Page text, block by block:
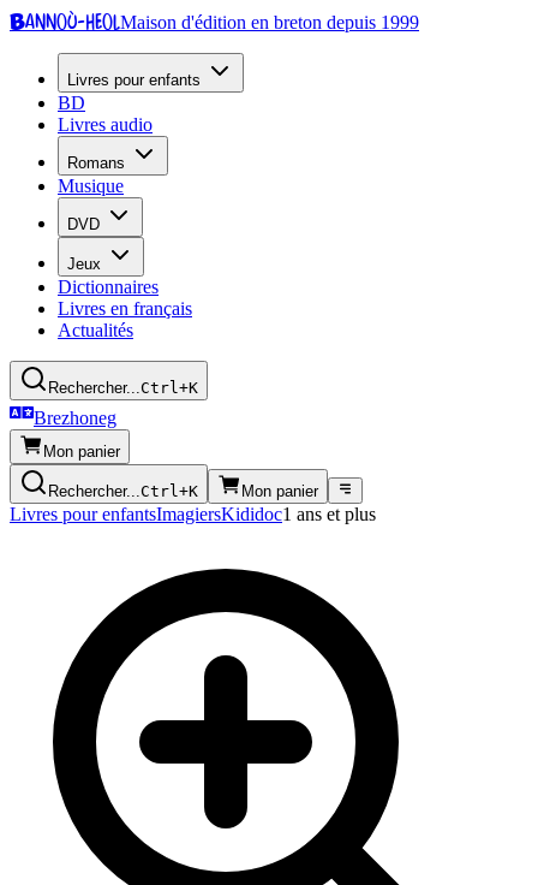
Bannoù-heolMaison d'édition en breton depuis 1999
Livres pour enfants
BD
Livres audio
Romans
Musique
DVD
Jeux
Dictionnaires
Livres en français
Actualités
Rechercher...Ctrl+K
Brezhoneg
Mon panier
Rechercher...Ctrl+K Mon panier
Livres pour enfantsImagiersKididoc1 ans et plus